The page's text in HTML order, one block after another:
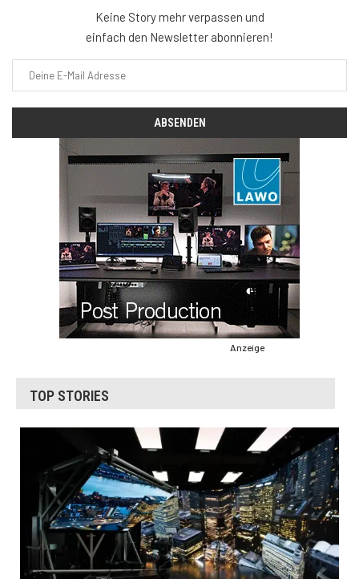
Keine Story mehr verpassen und
einfach den Newsletter abonnieren!
Anzeige
TOP STORIES